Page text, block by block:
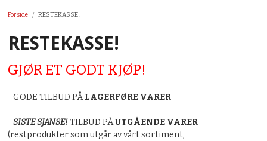
Forside RESTEKASSE!
RESTEKASSE!
GJØR ET GODT KJØP!
- GODE TILBUD PÅLAGERFØRE VARER
-SISTE SJANSE!TILBUD PÅUTGÅENDE VARER
(restprodukter som utgår av vårt sortiment,